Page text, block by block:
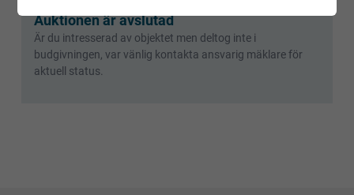
Auktionen är avslutad
Är du intresserad av objektet men deltog inte i
budgivningen, var vänlig kontakta ansvarig mäklare för
aktuell status.